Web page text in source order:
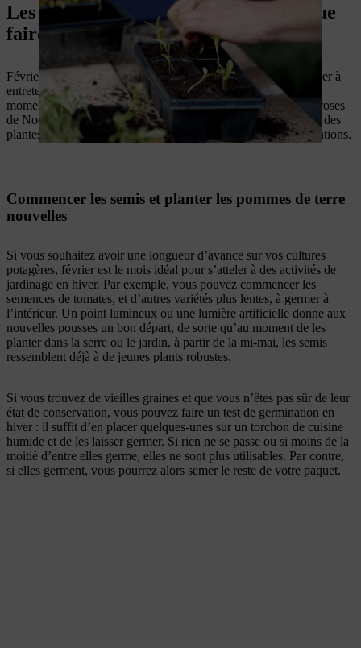
Les activités de jardinage en hiver : que
faire en février ?
Février annonce des mois plus chauds, vous pouvez commencer à
entretenir vos arbres fruitiers, par exemple. C’est également le
moment idéal pour enlever les feuilles mortes ou malades des roses
de Noël et pour éclaircir vos plantes. En février, la préparation des
plantes à l’arrivée du printemps est au centre de toutes les attentions.
Commencer les semis et planter les pommes de terre
nouvelles
Si vous souhaitez avoir une longueur d’avance sur vos cultures
potagères, février est le mois idéal pour s’atteler à des activités de
jardinage en hiver. Par exemple, vous pouvez commencer les
semences de tomates, et d’autres variétés plus lentes, à germer à
l’intérieur. Un point lumineux ou une lumière artificielle donne aux
nouvelles pousses un bon départ, de sorte qu’au moment de les
planter dans la serre ou le jardin, à partir de la mi-mai, les semis
ressemblent déjà à de jeunes plants robustes.
Si vous trouvez de vieilles graines et que vous n’êtes pas sûr de leur
état de conservation, vous pouvez faire un test de germination en
hiver : il suffit d’en placer quelques-unes sur un torchon de cuisine
humide et de les laisser germer. Si rien ne se passe ou si moins de la
moitié d’entre elles germe, elles ne sont plus utilisables. Par contre,
si elles germent, vous pourrez alors semer le reste de votre paquet.